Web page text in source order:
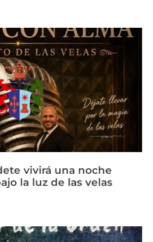
vivirá una noche
la luz de las velas